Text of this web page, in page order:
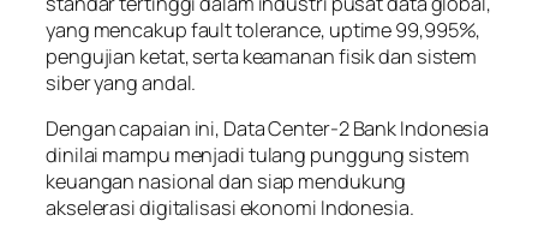
yang mencakup fault tolerance, uptime 99,995%,
pengujian ketat, serta keamanan fisik dan sistem
siber yang andal.
Dengan capaian ini, Data Center-2 Bank Indonesia
dinilai mampu menjadi tulang punggung sistem
keuangan nasional dan siap mendukung
akselerasi digitalisasi ekonomi Indonesia.